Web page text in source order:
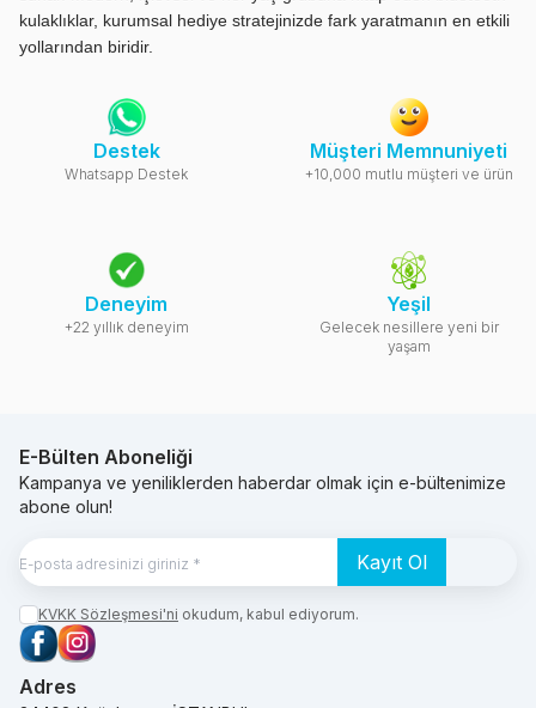
kulaklıklar, kurumsal hediye stratejinizde fark yaratmanın en etkili
yollarından biridir.
Destek
Whatsapp Destek
Müşteri Memnuniyeti
+10,000 mutlu müşteri ve ürün
Deneyim
+22 yıllık deneyim
Yeşil
Gelecek nesillere yeni bir
yaşam
E-Bülten Aboneliği
Kampanya ve yeniliklerden haberdar olmak için e-bültenimize
abone olun!
Kayıt Ol
KVKK Sözleşmesi'ni okudum, kabul ediyorum.
Facebook
Instagram
Adres